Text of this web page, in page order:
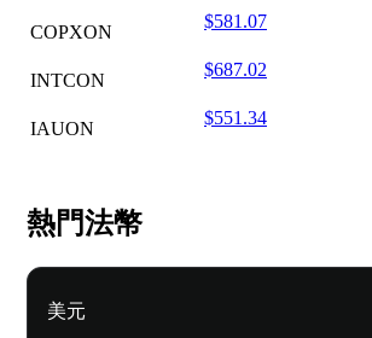
COPXON
$581.07
INTCON
$687.02
IAUON
$551.34
熱門法幣
美元